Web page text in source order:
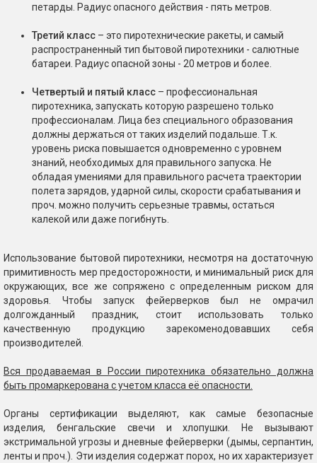
петарды. Радиус опасного действия - пять метров.
Третий класс – это пиротехнические ракеты, и самый
распространенный тип бытовой пиротехники - салютные
батареи. Радиус опасной зоны - 20 метров и более.
Четвертый и пятый класс – профессиональная
пиротехника, запускать которую разрешено только
профессионалам. Лица без специального образования
должны держаться от таких изделий подальше. Т.к.
уровень риска повышается одновременно с уровнем
знаний, необходимых для правильного запуска. Не
обладая умениями для правильного расчета траектории
полета зарядов, ударной силы, скорости срабатывания и
проч. можно получить серьезные травмы, остаться
калекой или даже погибнуть.
Использование бытовой пиротехники, несмотря на достаточную
примитивность мер предосторожности, и минимальный риск для
окружающих, все же сопряжено с определенным риском для
здоровья. Чтобы запуск фейерверков был не омрачил
долгожданный праздник, стоит использовать только
качественную продукцию зарекоменодовавших себя
производителей.
Вся продаваемая в России пиротехника обязательно должна
быть промаркерована с учетом класса её опасности.
Органы сертификации выделяют, как самые безопасные
изделия, бенгальские свечи и хлопушки. Не вызывают
экстримальной угрозы и дневные фейерверки (дымы, серпантин,
ленты и проч.). Эти изделия содержат порох, но их характеризует